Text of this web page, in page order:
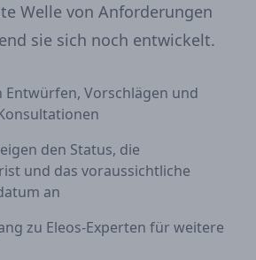
Welle von Anforderungen
sie sich noch entwickelt.
Entwürfen, Vorschlägen und
den Status, die
und das voraussichtliche
an
zu Eleos-Experten für weitere